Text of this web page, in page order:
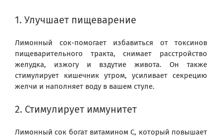
1. Улучшает пищеварение
Лимонный сок-помогает избавиться от токсинов
пищеварительного тракта, снимает расстройство
желудка, изжогу и вздутие живота. Он также
стимулирует кишечник утром, усиливает секрецию
желчи и наполняет воду в вашем стуле.
2. Стимулирует иммунитет
Лимонный сок богат витамином С, который повышает